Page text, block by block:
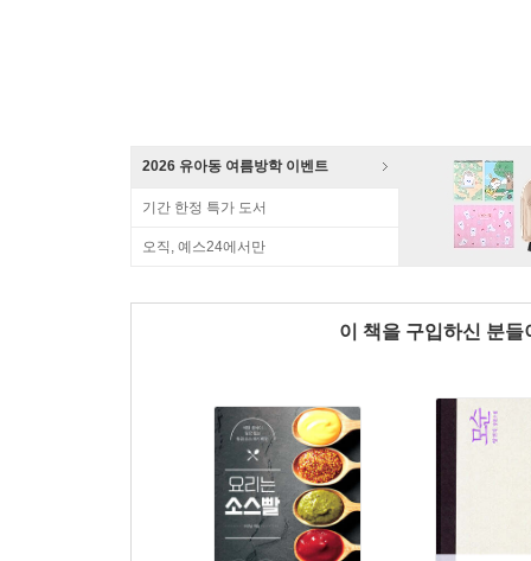
2026 유아동 여름방학 이벤트
기간 한정 특가 도서
오직, 예스24에서만
이 책을 구입하신 분